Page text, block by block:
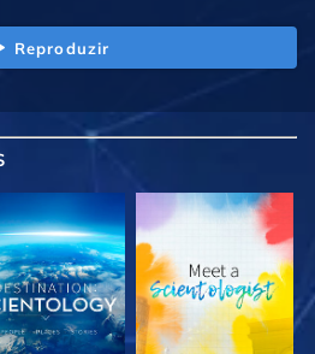
Reproduzir